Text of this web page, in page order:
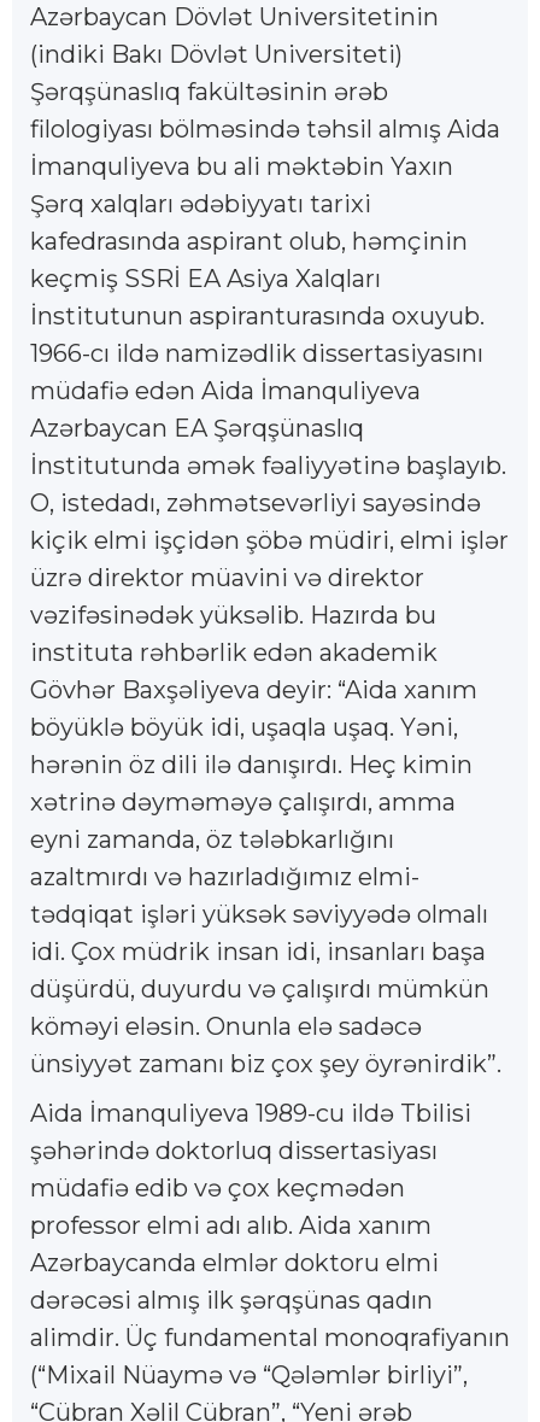
Azərbaycan Dövlət Universitetinin
(indiki Bakı Dövlət Universiteti)
Şərqşünaslıq fakültəsinin ərəb
filologiyası bölməsində təhsil almış Aida
İmanquliyeva bu ali məktəbin Yaxın
Şərq xalqları ədəbiyyatı tarixi
kafedrasında aspirant olub, həmçinin
keçmiş SSRİ EA Asiya Xalqları
İnstitutunun aspiranturasında oxuyub.
1966-cı ildə namizədlik dissertasiyasını
müdafiə edən Aida İmanquliyeva
Azərbaycan EA Şərqşünaslıq
İnstitutunda əmək fəaliyyətinə başlayıb.
O, istedadı, zəhmətsevərliyi sayəsində
kiçik elmi işçidən şöbə müdiri, elmi işlər
üzrə direktor müavini və direktor
vəzifəsinədək yüksəlib. Hazırda bu
instituta rəhbərlik edən akademik
Gövhər Baxşəliyeva deyir: “Aida xanım
böyüklə böyük idi, uşaqla uşaq. Yəni,
hərənin öz dili ilə danışırdı. Heç kimin
xətrinə dəyməməyə çalışırdı, amma
eyni zamanda, öz tələbkarlığını
azaltmırdı və hazırladığımız elmi-
tədqiqat işləri yüksək səviyyədə olmalı
idi. Çox müdrik insan idi, insanları başa
düşürdü, duyurdu və çalışırdı mümkün
köməyi eləsin. Onunla elə sadəcə
ünsiyyət zamanı biz çox şey öyrənirdik”.
Aida İmanquliyeva 1989-cu ildə Tbilisi
şəhərində doktorluq dissertasiyası
müdafiə edib və çox keçmədən
professor elmi adı alıb. Aida xanım
Azərbaycanda elmlər doktoru elmi
dərəcəsi almış ilk şərqşünas qadın
alimdir. Üç fundamental monoqrafiyanın
(“Mixail Nüaymə və “Qələmlər birliyi”,
“Cübran Xəlil Cübran”, “Yeni ərəb